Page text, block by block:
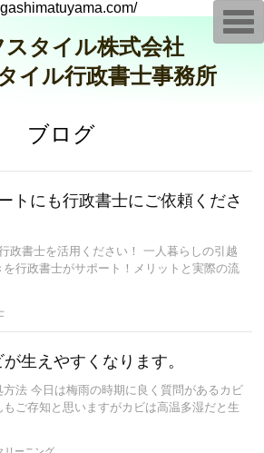
スタイル株式会社
イル行政書士事務所
ブログ
トにも行政書士にご依頼くださ
政書士を活用ください！ 一人暮らしの引越
を行政書士がサポート！メリットと実際の流
生えやすくなります。
法 今日は梅雨の時期に良く質問があるカビ
ご存知と思いますがカビは高温多湿だと生
T
o
g
i
o